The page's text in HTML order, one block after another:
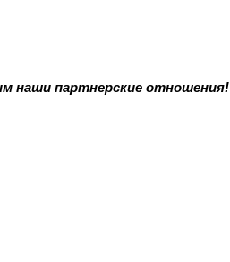
наши партнерские отношения!